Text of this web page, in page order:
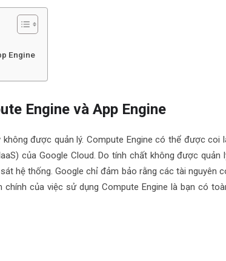
Engine
Engine và App Engine
được quản lý. Compute Engine có thể được coi
của Google Cloud. Do tính chất không được quản
hệ thống. Google chỉ đảm bảo rằng các tài nguyên
của việc sử dụng Compute Engine là bạn có